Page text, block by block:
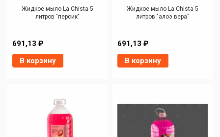
Жидкое мыло La Chista 5
литров "персик"
691,13 ₽
В корзину
Жидкое мыло La Chista 5
литров "алоэ вера"
691,13 ₽
В корзину